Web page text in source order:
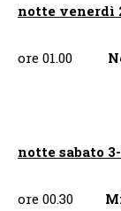
notte venerdì
ore 01.00
notte sabato
ore 00.30